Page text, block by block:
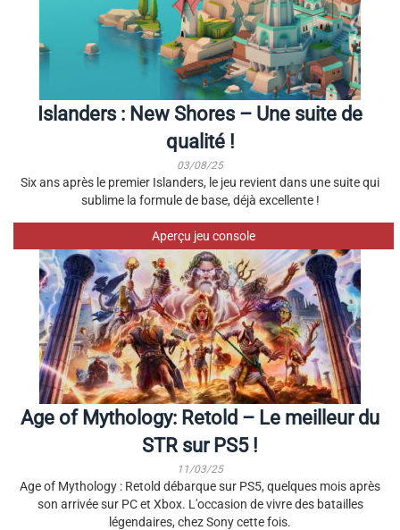
Islanders : New Shores – Une suite de
qualité !
03/08/25
Six ans après le premier Islanders, le jeu revient dans une suite qui
sublime la formule de base, déjà excellente !
Aperçu jeu console
Age of Mythology: Retold – Le meilleur du
STR sur PS5 !
11/03/25
Age of Mythology : Retold débarque sur PS5, quelques mois après
son arrivée sur PC et Xbox. L'occasion de vivre des batailles
légendaires, chez Sony cette fois.